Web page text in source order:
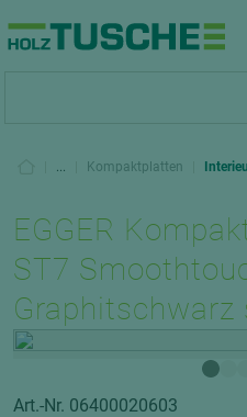
... Kompaktplatten
EGGER
ST7
Graphitschwarz
Art.-Nr. 06400020603